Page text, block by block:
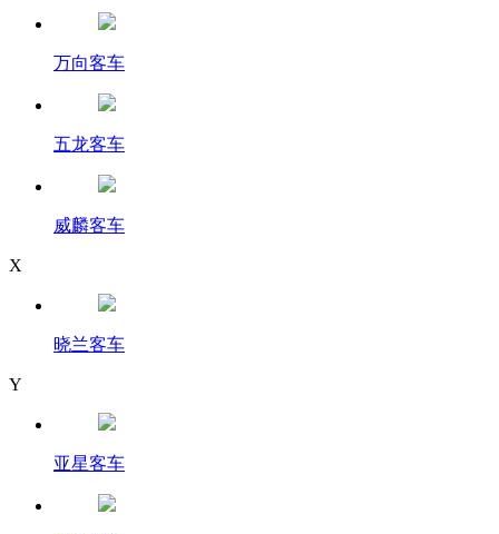
万向客车
五龙客车
威麟客车
X
晓兰客车
Y
亚星客车